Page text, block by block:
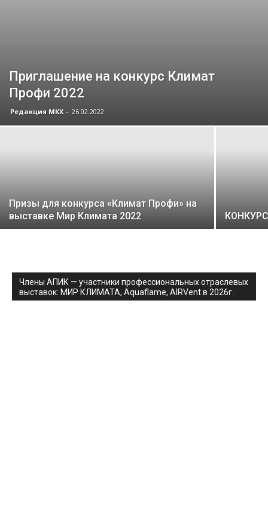
Приглашение на конкурс Климат
Профи 2022
Редакция МКХ - 26.02.2022
Призы для конкурса «Климат Профи» на
выставке Мир Климата 2022
Члены АПИК — участники профессиональных отраслевых
выставок: МИР КЛИМАТА, Aquaflame, AIRVent в 2026г.